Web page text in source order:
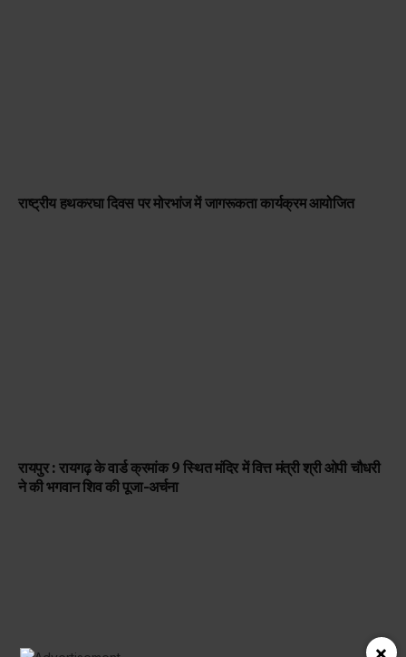
राष्ट्रीय हथकरघा दिवस पर मोरभांज में जागरूकता कार्यक्रम आयोजित
रायपुर : रायगढ़ के वार्ड क्रमांक 9 स्थित मंदिर में वित्त मंत्री श्री ओपी चौधरी
ने की भगवान शिव की पूजा-अर्चना
×